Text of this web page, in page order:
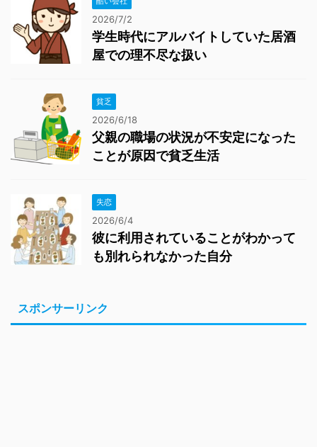
2026/7/2
学生時代にアルバイトしていた居酒
屋での理不尽な扱い
貧乏
2026/6/18
父親の職場の状況が不安定になった
ことが原因で貧乏生活
失恋
2026/6/4
彼に利用されていることがわかって
も別れられなかった自分
スポンサーリンク